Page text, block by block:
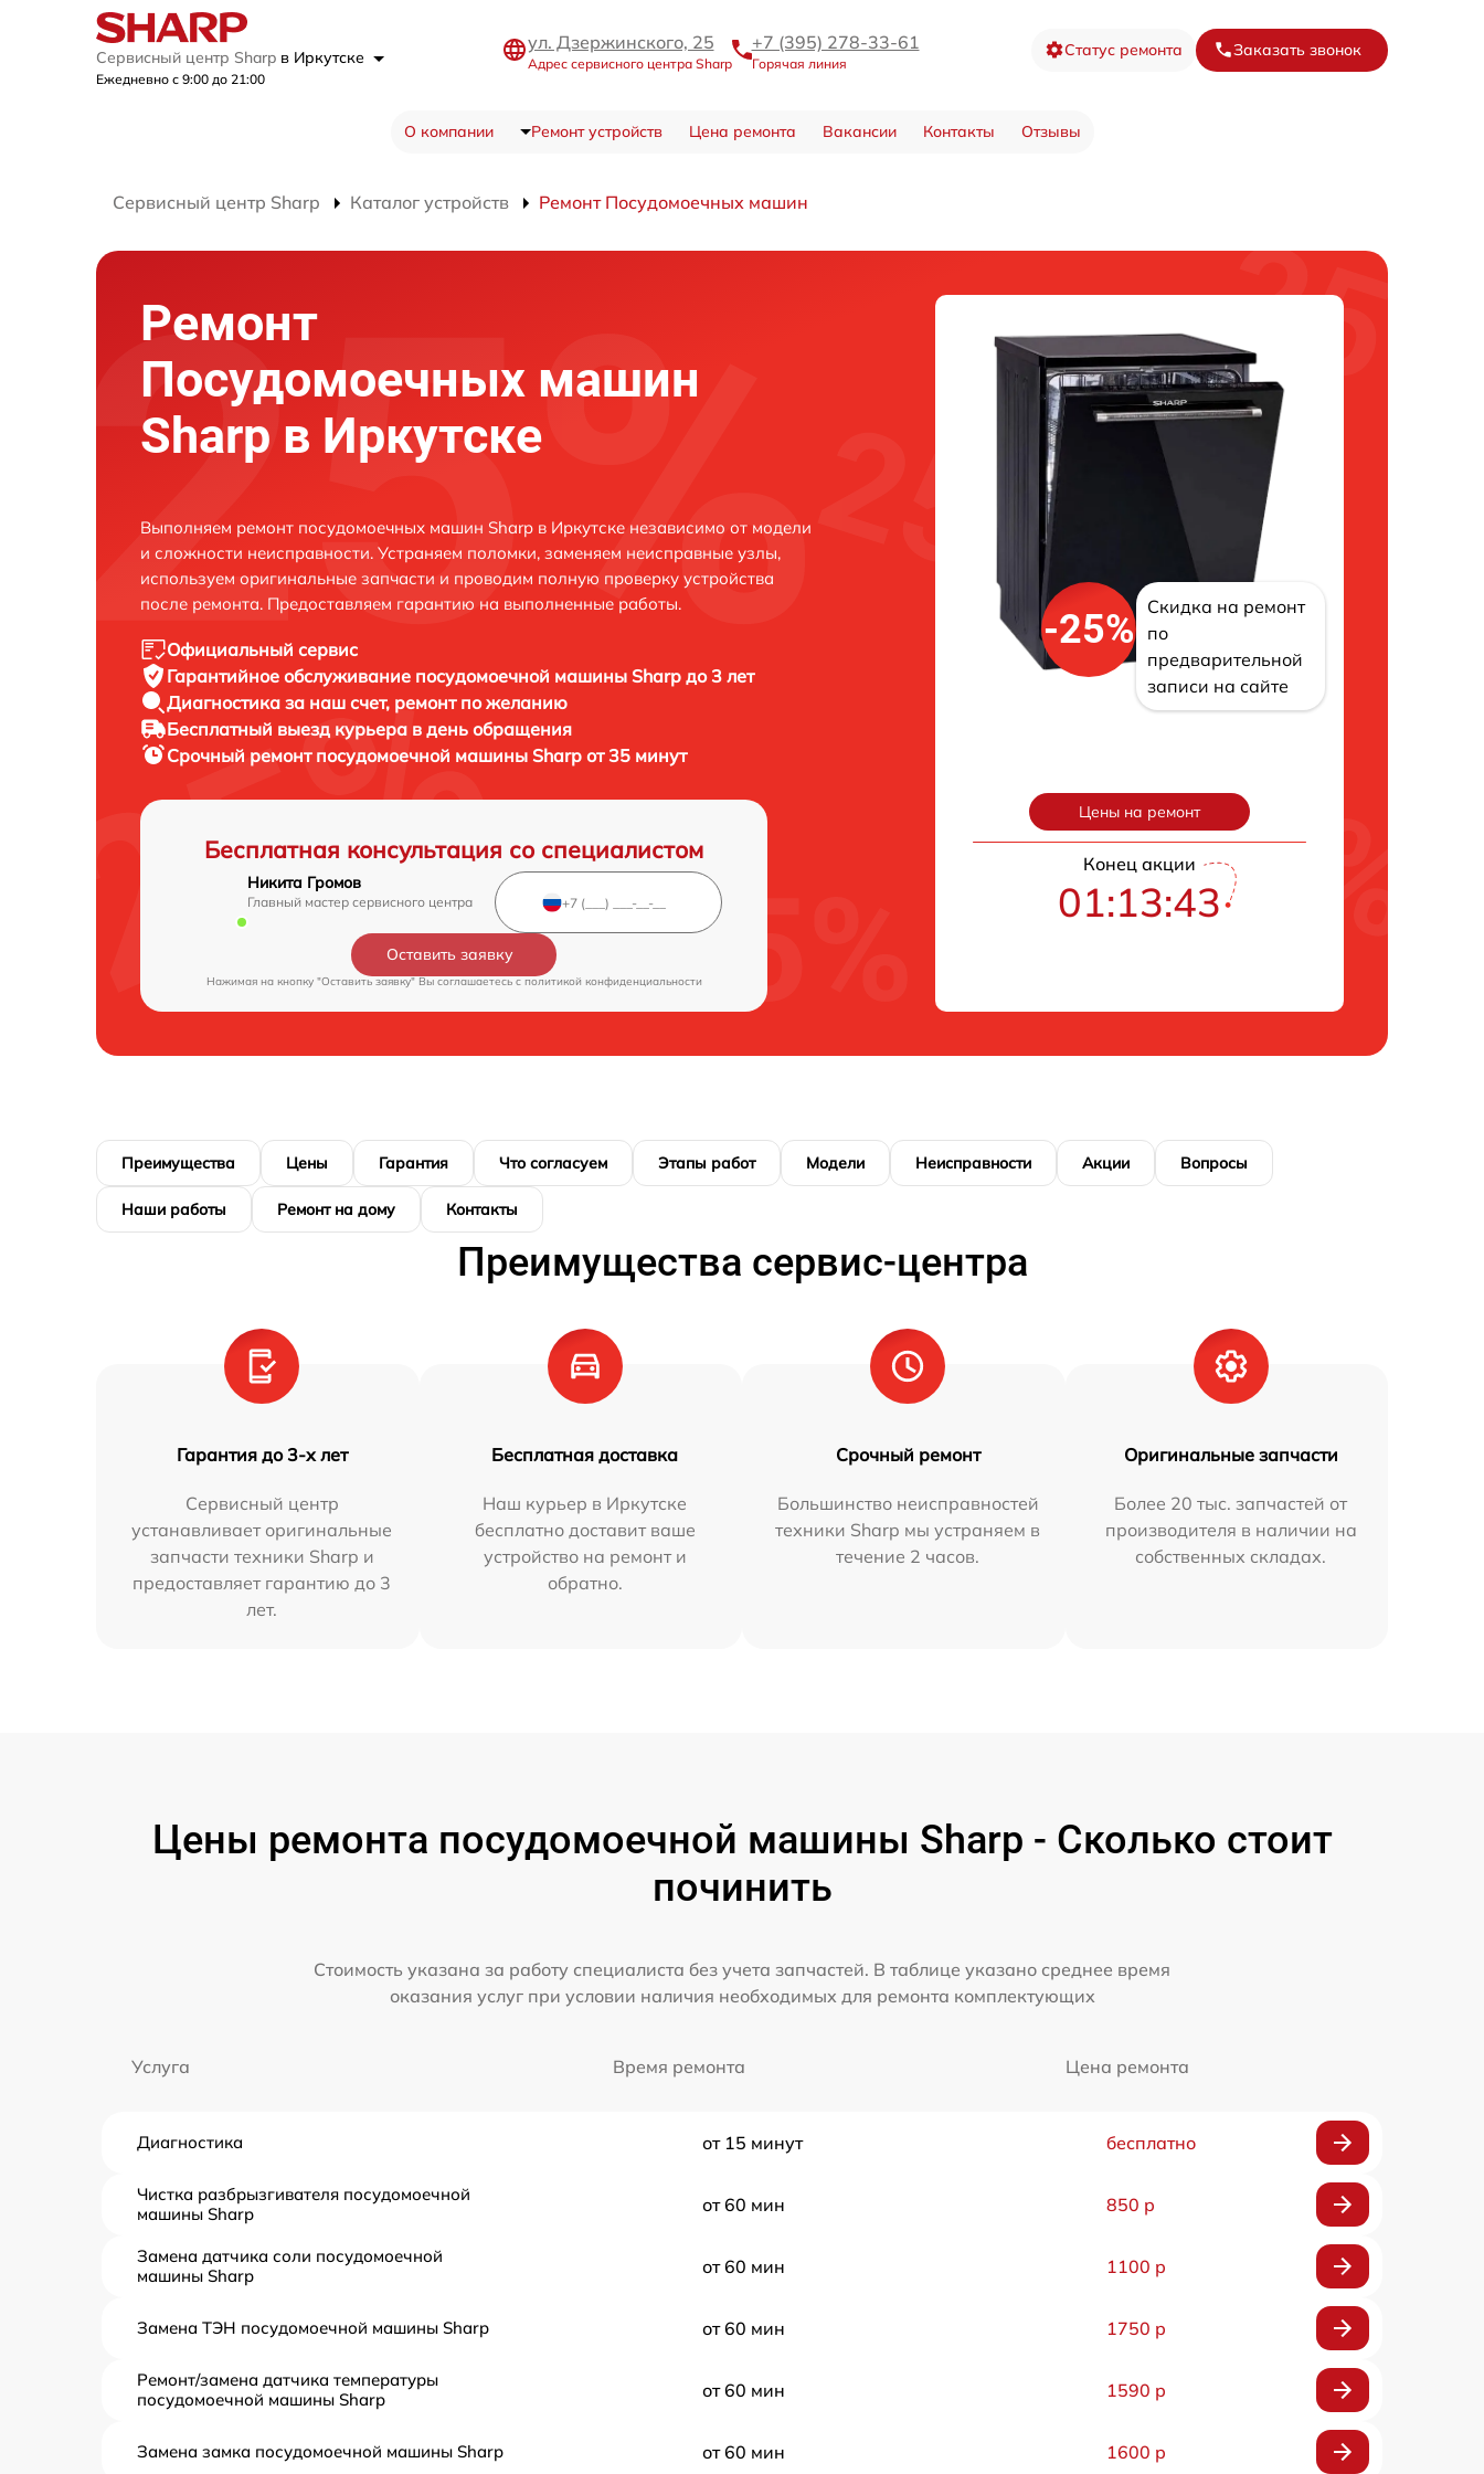
Сервисный центр Sharp в Иркутске
Ежедневно с 9:00 до 21:00
ул. Дзержинского, 25
Адрес сервисного центра Sharp
+7 (395) 278-33-61
Горячая линия
Статус ремонта Заказать звонок
О компании Ремонт устройств Цена ремонта Вакансии Контакты Отзывы
Сервисный центр Sharp Каталог устройств Ремонт Посудомоечных машин
Ремонт
Посудомоечных машин
Sharp в Иркутске
Выполняем ремонт посудомоечных машин Sharp в Иркутске независимо от модели
и сложности неисправности. Устраняем поломки, заменяем неисправные узлы,
используем оригинальные запчасти и проводим полную проверку устройства
после ремонта. Предоставляем гарантию на выполненные работы.
Официальный сервис
Гарантийное обслуживание посудомоечной машины Sharp до 3 лет
Диагностика за наш счет, ремонт по желанию
Бесплатный выезд курьера в день обращения
Срочный ремонт посудомоечной машины Sharp от 35 минут
Бесплатная консультация со специалистом
Никита Громов
Главный мастер сервисного центра
Оставить заявку
Нажимая на кнопку "Оставить заявку" Вы соглашаетесь cполитикой конфиденциальности
-25%
Скидка на ремонт
по
предварительной
записи на сайте
Цены на ремонт
Конец акции
01:13:42
Преимущества Цены Гарантия Что согласуем Этапы работ Модели Неисправности Акции Вопросы
Наши работы Ремонт на дому Контакты
Преимущества сервис-центра
Гарантия до 3-х лет
Сервисный центр
устанавливает оригинальные
запчасти техники Sharp и
предоставляет гарантию до 3
лет.
Бесплатная доставка
Наш курьер в Иркутске
бесплатно доставит ваше
устройство на ремонт и
обратно.
Срочный ремонт
Большинство неисправностей
техники Sharp мы устраняем в
течение 2 часов.
Оригинальные запчасти
Более 20 тыс. запчастей от
производителя в наличии на
собственных складах.
Цены ремонта посудомоечной машины Sharp - Сколько стоит
починить
Стоимость указана за работу специалиста без учета запчастей. В таблице указано среднее время
оказания услуг при условии наличия необходимых для ремонта комплектующих
Услуга Время ремонта Цена ремонта
Диагностика от 15 минут бесплатно
Чистка разбрызгивателя посудомоечной
машины Sharp
от 60 мин 850 р
Замена датчика соли посудомоечной
машины Sharp
от 60 мин 1100 р
Замена ТЭН посудомоечной машины Sharp от 60 мин 1750 р
Ремонт/замена датчика температуры
посудомоечной машины Sharp
от 60 мин 1590 р
Замена замка посудомоечной машины Sharp от 60 мин 1600 р